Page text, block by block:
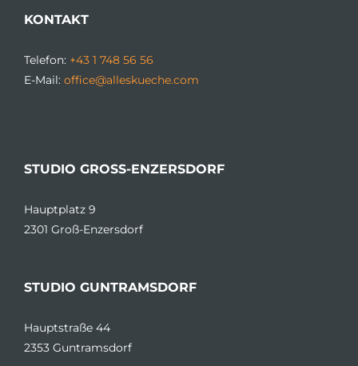
KONTAKT
Telefon: +43 1 748 56 56
E-Mail: office@alleskueche.com
STUDIO GROSS-ENZERSDORF
Hauptplatz 9
2301 Groß-Enzersdorf
STUDIO GUNTRAMSDORF
Hauptstraße 44
2353 Guntramsdorf